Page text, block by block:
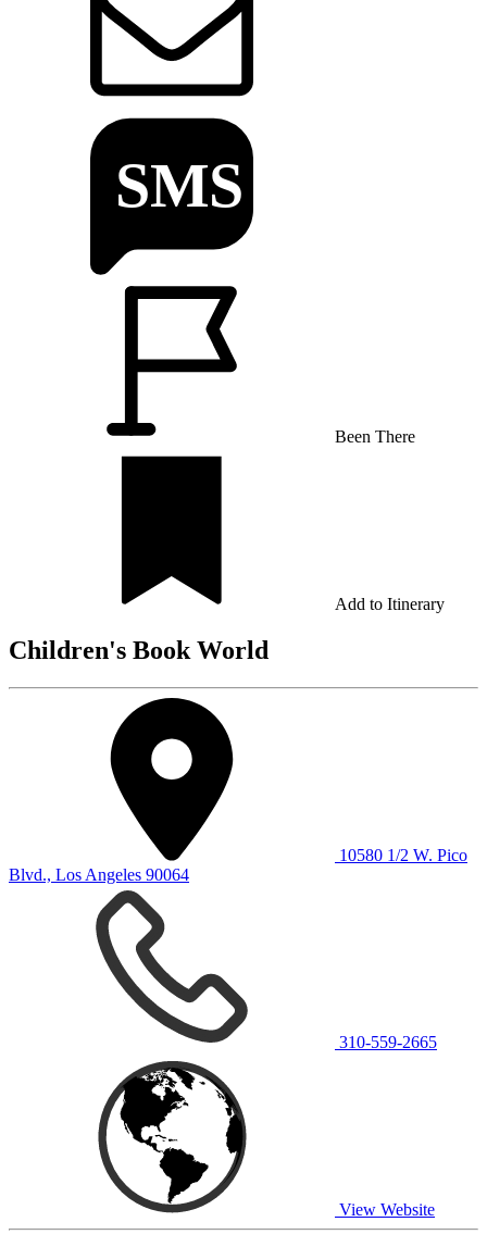
Been There
Add to Itinerary
Children's Book World
10580 1/2 W. Pico
Blvd., Los Angeles 90064
310-559-2665
View Website